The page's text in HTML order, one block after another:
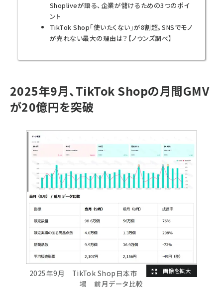
Shopliveが語る、企業が儲けるための3つのポイ
ント
TikTok Shop「使いたくない」が8割超。SNSでモノ
が売れない最大の理由は？【ノウンズ調べ】
2025年9月、TikTok Shopの月間GMV
が20億円を突破
2025年9月 TikTok Shop日本市
場 前月データ比較